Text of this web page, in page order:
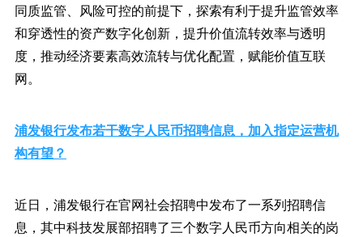
同质监管、风险可控的前提下，探索有利于提升监管效率
和穿透性的资产数字化创新，提升价值流转效率与透明
度，推动经济要素高效流转与优化配置，赋能价值互联
网。
浦发银行发布若干数字人民币招聘信息，加入指定运营机
构有望？
近日，浦发银行在官网社会招聘中发布了一系列招聘信
息，其中科技发展部招聘了三个数字人民币方向相关的岗